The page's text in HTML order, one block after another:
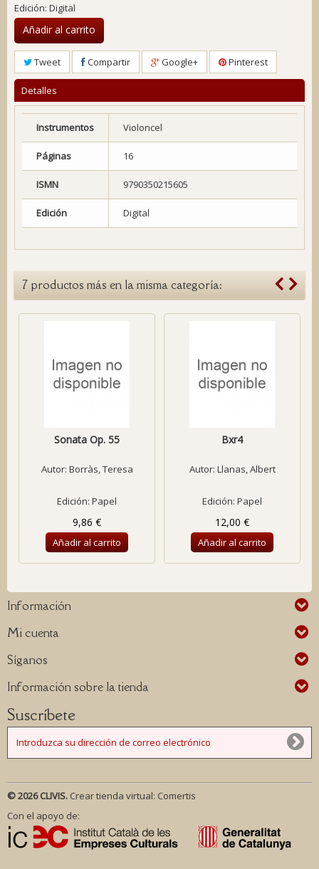
Edición: Digital
Añadir al carrito
Tweet Compartir Google+ Pinterest
Detalles
Instrumentos Violoncel
Páginas 16
ISMN 9790350215605
Edición Digital
7 productos más en la misma categoría:
Sonata Op. 55
Autor: Borràs, Teresa
Edición: Papel
9,86 €
Añadir al carrito
Bxr4
Autor: Llanas, Albert
Edición: Papel
12,00 €
Añadir al carrito
Información
Mi cuenta
Síganos
Información sobre la tienda
Suscríbete
© 2026 CLIVIS. Crear tienda virtual: Comertis
Con el apoyo de: